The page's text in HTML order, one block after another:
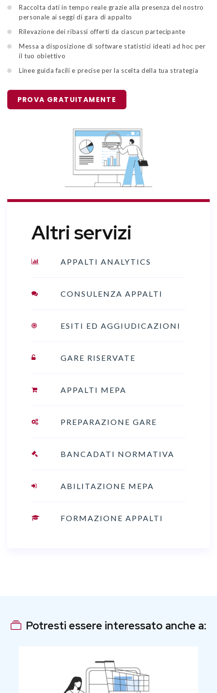
Raccolta dati in tempo reale grazie alla presenza del nostro
personale ai seggi di gara di appalto
Rilevazione dei ribassi offerti da ciascun partecipante
Messa a disposizione di software statistici ideati ad hoc per
il tuo obiettivo
Linee guida facili e precise per la scelta della tua strategia
PROVA GRATUITAMENTE
Altri servizi
APPALTI ANALYTICS
CONSULENZA APPALTI
ESITI ED AGGIUDICAZIONI
GARE RISERVATE
APPALTI MEPA
PREPARAZIONE GARE
BANCADATI NORMATIVA
ABILITAZIONE MEPA
FORMAZIONE APPALTI
Potresti essere interessato anche a: